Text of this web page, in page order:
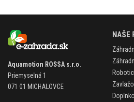
Aquamotion ROSSA s.r.o.
Priemyselná 1
071 01 MICHALOVCE
NAŠE